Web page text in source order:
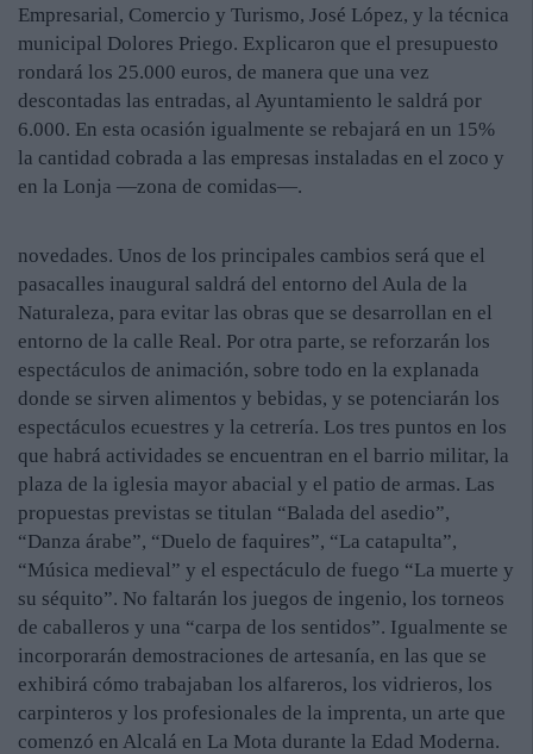
Empresarial, Comercio y Turismo, José López, y la técnica
municipal Dolores Priego. Explicaron que el presupuesto
rondará los 25.000 euros, de manera que una vez
descontadas las entradas, al Ayuntamiento le saldrá por
6.000. En esta ocasión igualmente se rebajará en un 15%
la cantidad cobrada a las empresas instaladas en el zoco y
en la Lonja —zona de comidas—.
novedades. Unos de los principales cambios será que el
pasacalles inaugural saldrá del entorno del Aula de la
Naturaleza, para evitar las obras que se desarrollan en el
entorno de la calle Real. Por otra parte, se reforzarán los
espectáculos de animación, sobre todo en la explanada
donde se sirven alimentos y bebidas, y se potenciarán los
espectáculos ecuestres y la cetrería. Los tres puntos en los
que habrá actividades se encuentran en el barrio militar, la
plaza de la iglesia mayor abacial y el patio de armas. Las
propuestas previstas se titulan “Balada del asedio”,
“Danza árabe”, “Duelo de faquires”, “La catapulta”,
“Música medieval” y el espectáculo de fuego “La muerte y
su séquito”. No faltarán los juegos de ingenio, los torneos
de caballeros y una “carpa de los sentidos”. Igualmente se
incorporarán demostraciones de artesanía, en las que se
exhibirá cómo trabajaban los alfareros, los vidrieros, los
carpinteros y los profesionales de la imprenta, un arte que
comenzó en Alcalá en La Mota durante la Edad Moderna.